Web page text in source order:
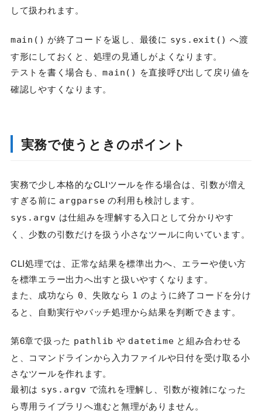
して扱われます。
main() が終了コードを返し、最後に sys.exit() へ渡
す形にしておくと、処理の見通しがよくなります。
テストを書く場合も、main()
を直接呼び出して戻り値を
確認しやすくなります。
実務で使うときのポイント
実務で少し本格的なCLIツールを作る場合は、引数が増え
すぎる前に argparse の利用も検討します。
sys.argv は仕組みを理解する入口として分かりやす
く、少数の引数だけを扱う小さなツールに向いています。
CLI処理では、正常な結果を標準出力へ、エラーや使い方
を標準エラー出力へ出すと扱いやすくなります。
また、成功なら 0 、失敗なら 1 のように終了コードを分け
ると、自動実行やバッチ処理から結果を判断できます。
第6章で扱った pathlib や datetime と組み合わせる
と、コマンドラインから入力ファイルや日付を受け取る小
さなツールを作れます。
最初は sys.argv で流れを理解し、引数が複雑になった
ら専用ライブラリへ進むと無理がありません。